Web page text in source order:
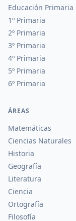
Educación Primaria
1º Primaria
2º Primaria
3º Primaria
4º Primaria
5º Primaria
6º Primaria
ÁREAS
Matemáticas
Ciencias Naturales
Historia
Geografía
Literatura
Ciencia
Ortografía
Filosofía